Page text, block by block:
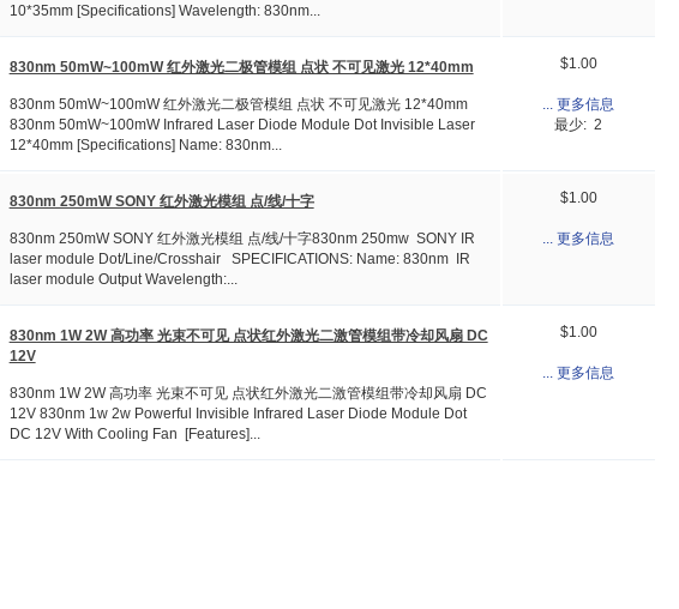
10*35mm [Specifications] Wavelength: 830nm...
830nm 50mW~100mW 红外激光二极管模组 点状 不可见激光 12*40mm
830nm 50mW~100mW 红外激光二极管模组 点状 不可见激光 12*40mm
830nm 50mW~100mW Infrared Laser Diode Module Dot Invisible Laser
12*40mm [Specifications] Name: 830nm...
$1.00
... 更多信息
最少: 2
830nm 250mW SONY 红外激光模组 点/线/十字
830nm 250mW SONY 红外激光模组 点/线/十字830nm 250mw SONY IR
laser module Dot/Line/Crosshair SPECIFICATIONS: Name: 830nm IR
laser module Output Wavelength:...
$1.00
... 更多信息
830nm 1W 2W 高功率 光束不可见 点状红外激光二激管模组带冷却风扇 DC
12V
830nm 1W 2W 高功率 光束不可见 点状红外激光二激管模组带冷却风扇 DC
12V 830nm 1w 2w Powerful Invisible Infrared Laser Diode Module Dot
DC 12V With Cooling Fan [Features]...
$1.00
... 更多信息